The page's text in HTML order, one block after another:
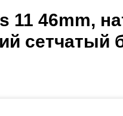
11 46mm,
сетчатый